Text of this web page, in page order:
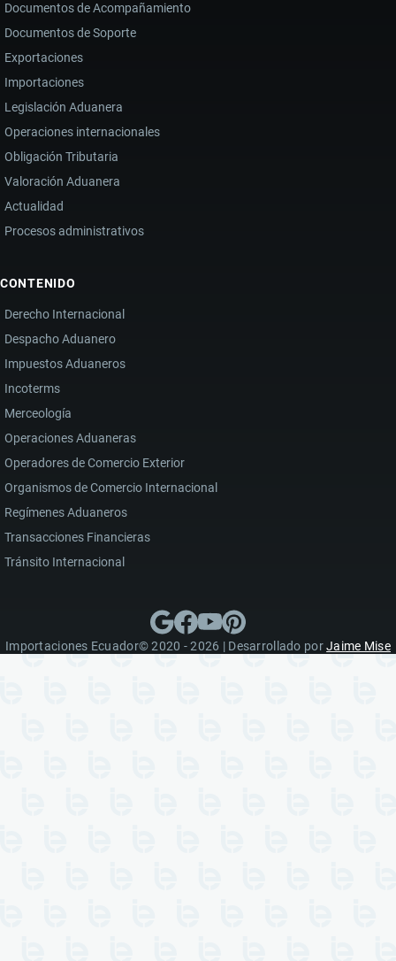
Documentos de Acompañamiento
Documentos de Soporte
Exportaciones
Importaciones
Legislación Aduanera
Operaciones internacionales
Obligación Tributaria
Valoración Aduanera
Actualidad
Procesos administrativos
CONTENIDO
Derecho Internacional
Despacho Aduanero
Impuestos Aduaneros
Incoterms
Merceología
Operaciones Aduaneras
Operadores de Comercio Exterior
Organismos de Comercio Internacional
Regímenes Aduaneros
Transacciones Financieras
Tránsito Internacional
Importaciones Ecuador© 2020 - 2026 | Desarrollado porJaime Mise